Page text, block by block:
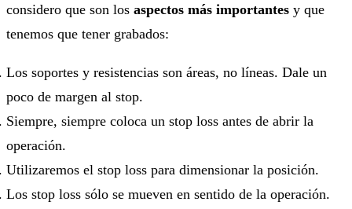
considero que son los aspectos más importantes y que
tenemos que tener grabados:
Los soportes y resistencias son áreas, no líneas. Dale un
poco de margen al stop.
Siempre, siempre coloca un stop loss antes de abrir la
operación.
Utilizaremos el stop loss para dimensionar la posición.
Los stop loss sólo se mueven en sentido de la operación.